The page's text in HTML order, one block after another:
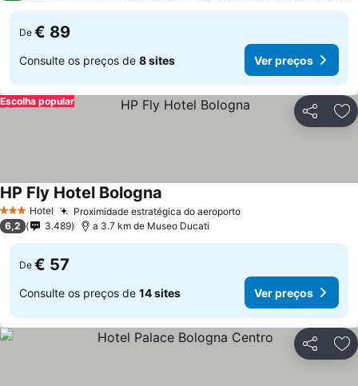
De € 89
Consulte os preços de 8 sites Ver preços
Partilhar
Escolha popular
3 EstrelasHotel Proximidade estratégica do aeroporto
HP Fly Hotel Bologna
6,2 3.489 a 3.7 km de Museo Ducati
De € 57
Consulte os preços de 14 sites Ver preços
Partilhar